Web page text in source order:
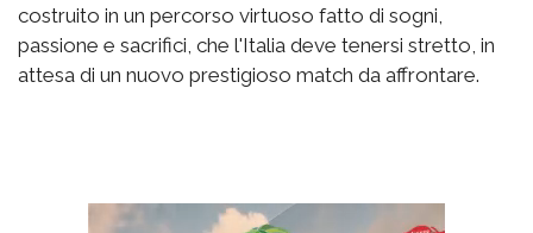
costruito in un percorso virtuoso fatto di sogni,
passione e sacrifici, che l'Italia deve tenersi stretto, in
attesa di un nuovo prestigioso match da affrontare.